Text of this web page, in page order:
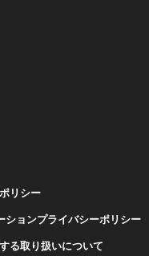
リシー
ションプライバシーポリシー
る取り扱いについて